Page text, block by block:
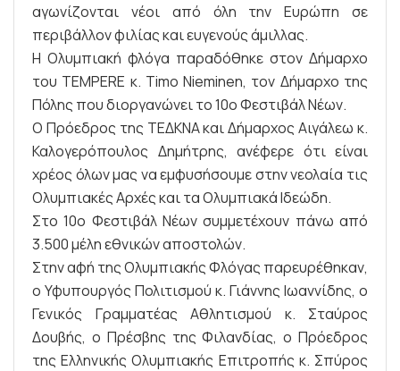
αγωνίζονται νέοι από όλη την Ευρώπη σε
περιβάλλον φιλίας και ευγενούς άμιλλας.
Η Ολυμπιακή φλόγα παραδόθηκε στον Δήμαρχο
του TEMPERE κ. Timo Nieminen, τον Δήμαρχο της
Πόλης που διοργανώνει το 10ο Φεστιβάλ Νέων.
Ο Πρόεδρος της ΤΕΔΚΝΑ και Δήμαρχος Αιγάλεω κ.
Καλογερόπουλος Δημήτρης, ανέφερε ότι είναι
χρέος όλων μας να εμφυσήσουμε στην νεολαία τις
Ολυμπιακές Αρχές και τα Ολυμπιακά Ιδεώδη.
Στο 10ο Φεστιβάλ Νέων συμμετέχουν πάνω από
3.500 μέλη εθνικών αποστολών.
Στην αφή της Ολυμπιακής Φλόγας παρευρέθηκαν,
ο Υφυπουργός Πολιτισμού κ. Γιάννης Ιωαννίδης, ο
Γενικός Γραμματέας Αθλητισμού κ. Σταύρος
Δουβής, ο Πρέσβης της Φιλανδίας, ο Πρόεδρος
της Ελληνικής Ολυμπιακής Επιτροπής κ. Σπύρος